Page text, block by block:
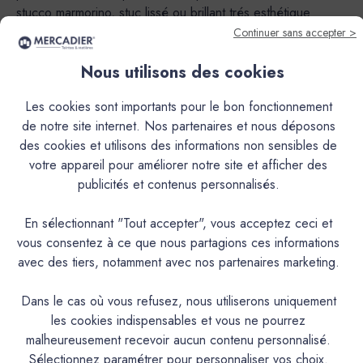
stucco marmorino, stuc lissé ou brillant trés esthétique
caractrisé par les moirages et les transparences des enduits
à la chaux grasse d'antan.Sa nature en fait un produit
exceptionnel autant en intérieur qu’en extérieur.Cependant,
ou Pré-teinté) rend utilisable ou non le produit en extérieur
et peut limiter l’usage de certaines couleurs.En version
Pigments poudre à mélanger, application déconseillée à
l’extérieur pour les teintes suivantes : AGAVE, ALBERTE,
AURIGON, BARIGOULE, BIMONT, BISOU, CAFOUCH,
FIGUIER, GOLF CLAIR, GRAND PIN, JOUBARBE,
LAURIER, LONGAGNE, MINOT, MIRAMAR, MON
ETOILE, OULIVIÉ, PESCADOU, PICNIC, SARTINE,
l’extérieur sauf dans le cas d’une I.T.E. (Isolation Thermique
par l’Extérieur) : BANASTON, CAGNARD, CAGOLE,
CALABRUN, CAMIN, CANAILLE, CHAVANNE, FRIOUL,
Continuer sans accepter >
Nous utilisons des cookies
Les cookies sont importants pour le bon fonctionnement
de notre site internet. Nos partenaires et nous déposons
des cookies et utilisons des informations non sensibles de
votre appareil pour améliorer notre site et afficher des
publicités et contenus personnalisés.
En sélectionnant "Tout accepter", vous acceptez ceci et
vous consentez à ce que nous partagions ces informations
avec des tiers, notamment avec nos partenaires marketing.
Dans le cas où vous refusez, nous utiliserons uniquement
les cookies indispensables et vous ne pourrez
malheureusement recevoir aucun contenu personnalisé.